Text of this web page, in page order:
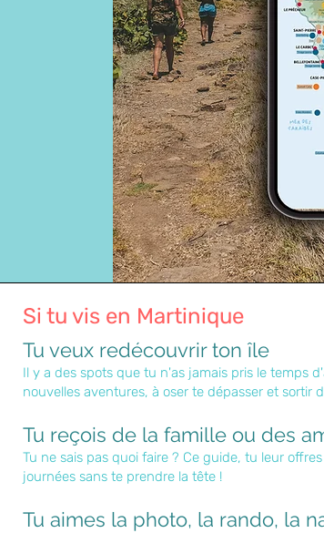
Si tu vis en Martinique
Tu veux redécouvrir ton île
Il y a des spots que tu n'as jamais pris le temps
nouvelles aventures, à oser te dépasser et sortir
Tu reçois de la famille ou des
Tu ne sais pas quoi faire ? Ce guide, tu leur
journées sans te prendre la tête !
Tu aimes la photo, la rando, la